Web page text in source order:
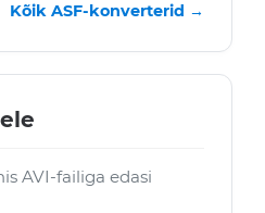
Kõik ASF-konverterid →
AVI-failiga edasi